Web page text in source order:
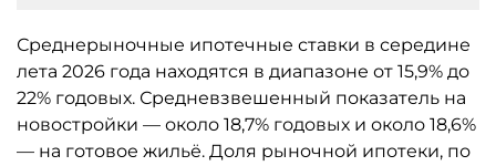
Среднерыночные ипотечные ставки в середине
лета 2026 года находятся в диапазоне от 15,9% до
22% годовых. Средневзвешенный показатель на
новостройки — около 18,7% годовых и около 18,6%
— на готовое жильё. Доля рыночной ипотеки, по